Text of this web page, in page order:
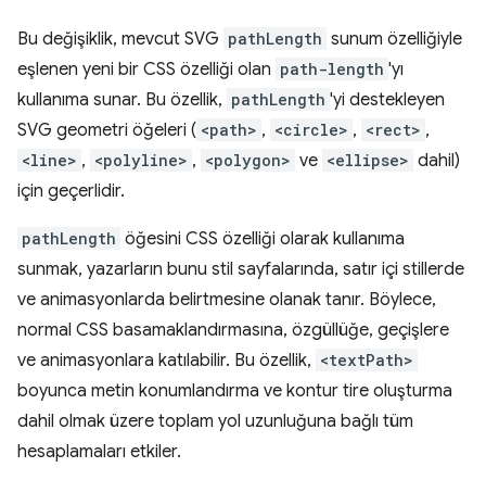
Bu değişiklik, mevcut SVG pathLength sunum özelliğiyle
eşlenen yeni bir CSS özelliği olan path-length 'yı
kullanıma sunar. Bu özellik, pathLength 'yi destekleyen
SVG geometri öğeleri ( <path> , <circle> , <rect> ,
<line> , <polyline> , <polygon> ve <ellipse> dahil)
için geçerlidir.
pathLength öğesini CSS özelliği olarak kullanıma
sunmak, yazarların bunu stil sayfalarında, satır içi stillerde
ve animasyonlarda belirtmesine olanak tanır. Böylece,
normal CSS basamaklandırmasına, özgüllüğe, geçişlere
ve animasyonlara katılabilir. Bu özellik, <textPath>
boyunca metin konumlandırma ve kontur tire oluşturma
dahil olmak üzere toplam yol uzunluğuna bağlı tüm
hesaplamaları etkiler.